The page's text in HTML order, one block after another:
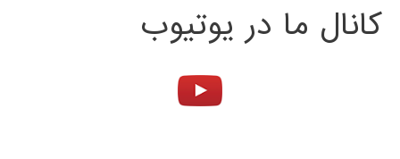
کانال ما در یوتیوب